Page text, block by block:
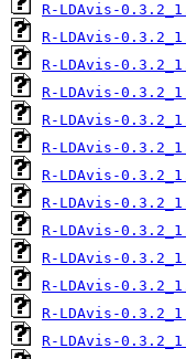
R-LDAvis-
R-LDAvis-
R-LDAvis-
R-LDAvis-
R-LDAvis-
R-LDAvis-
R-LDAvis-
R-LDAvis-
R-LDAvis-
R-LDAvis-
R-LDAvis-
R-LDAvis-
R-LDAvis-